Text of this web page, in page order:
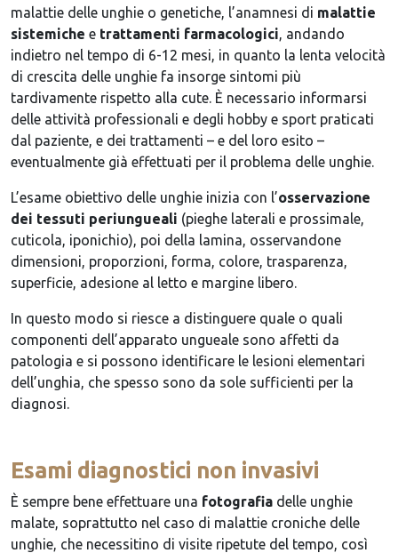
malattie delle unghie o genetiche, l’anamnesi di malattie
sistemiche e trattamenti farmacologici, andando
indietro nel tempo di 6-12 mesi, in quanto la lenta velocità
di crescita delle unghie fa insorge sintomi più
tardivamente rispetto alla cute. È necessario informarsi
delle attività professionali e degli hobby e sport praticati
dal paziente, e dei trattamenti – e del loro esito –
eventualmente già effettuati per il problema delle unghie.
L’esame obiettivo delle unghie inizia con l’osservazione
dei tessuti periungueali (pieghe laterali e prossimale,
cuticola, iponichio), poi della lamina, osservandone
dimensioni, proporzioni, forma, colore, trasparenza,
superficie, adesione al letto e margine libero.
In questo modo si riesce a distinguere quale o quali
componenti dell’apparato ungueale sono affetti da
patologia e si possono identificare le lesioni elementari
dell’unghia, che spesso sono da sole sufficienti per la
diagnosi.
Esami diagnostici non invasivi
È sempre bene effettuare una fotografia delle unghie
malate, soprattutto nel caso di malattie croniche delle
unghie, che necessitino di visite ripetute del tempo, così